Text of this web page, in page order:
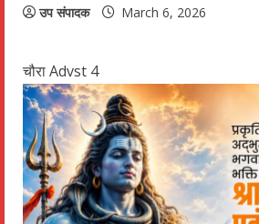
उप संपादक March 6, 2026
चौरा Advst 4